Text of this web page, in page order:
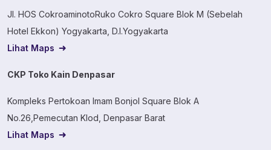
Jl. HOS CokroaminotoRuko Cokro Square Blok M (Sebelah
Hotel Ekkon) Yogyakarta, D.I.Yogyakarta
Lihat Maps
CKP Toko Kain Denpasar
Kompleks Pertokoan Imam Bonjol Square Blok A
No.26,Pemecutan Klod, Denpasar Barat
Lihat Maps